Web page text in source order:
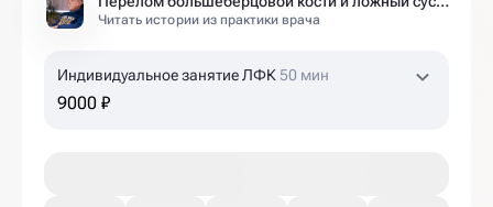
Читать истории из практики врача
Индивидуальное занятие ЛФК 50 мин
9000 ₽